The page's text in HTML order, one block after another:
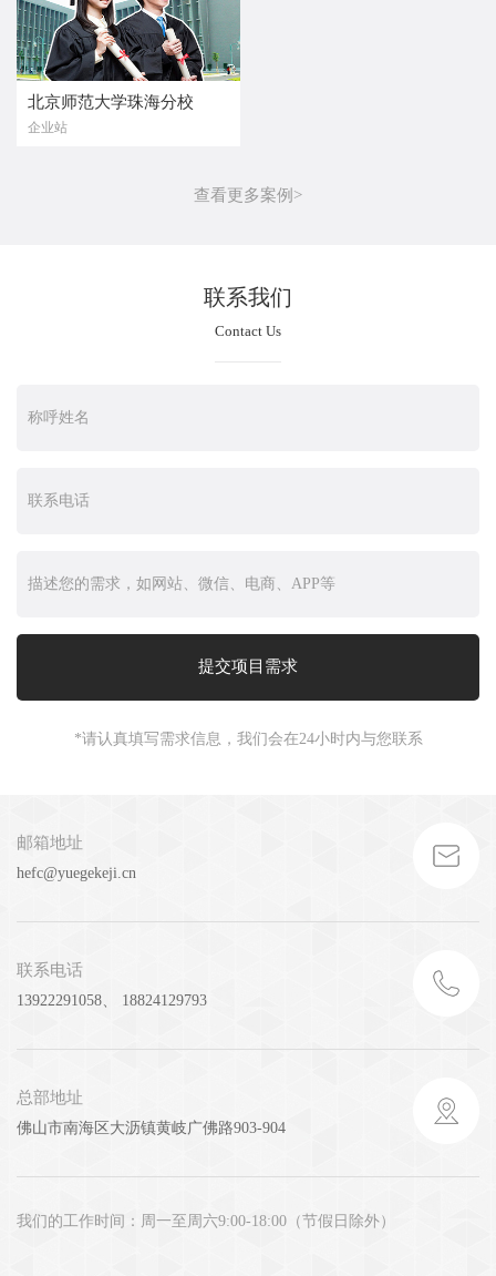
北京师范大学珠海分校
企业站
查看更多案例>
联系我们
Contact Us
*请认真填写需求信息，我们会在24小时内与您联系
邮箱地址
hefc@yuegekeji.cn
联系电话
13922291058、 18824129793
总部地址
佛山市南海区大沥镇黄岐广佛路903-904
我们的工作时间：周一至周六9:00-18:00（节假日除外）